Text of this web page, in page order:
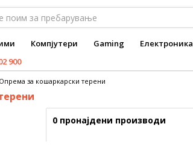
Компјутери Gaming Електроника
900
Опрема за кошаркарски терени
0 пронајдени производи